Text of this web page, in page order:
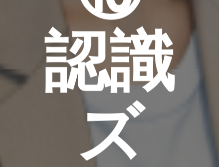
認識
ズ